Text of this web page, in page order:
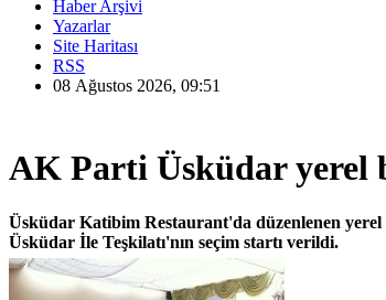
Haber Arşivi
Yazarlar
Site Haritası
RSS
08 Ağustos 2026, 09:51
AK Parti Üsküdar yerel
Üsküdar Katibim Restaurant'da düzenlenen
Üsküdar İle Teşkilatı'nın seçim startı verildi.